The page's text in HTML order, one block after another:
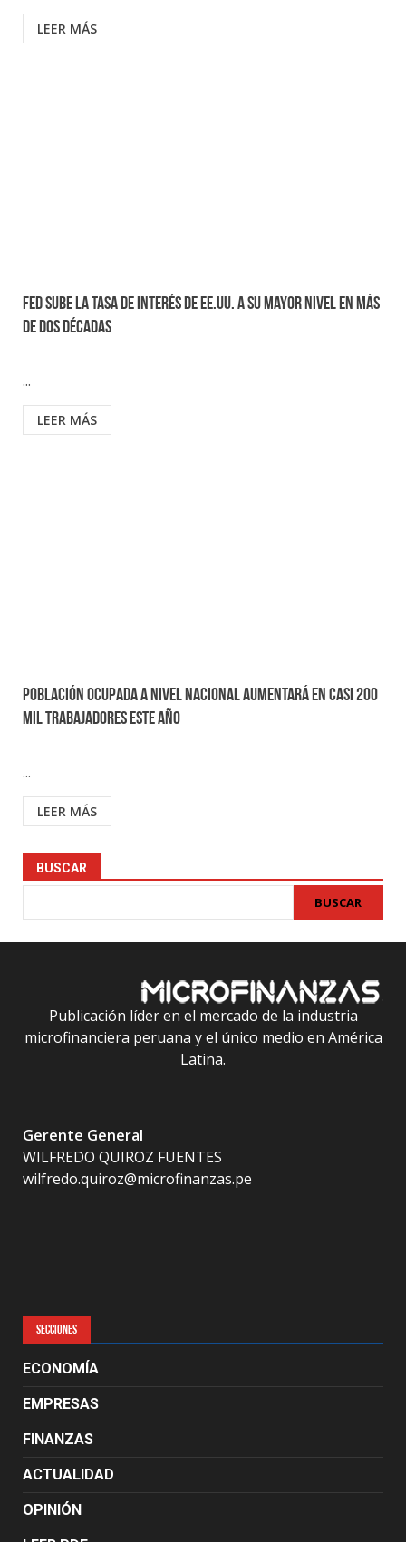
LEER MÁS
Fed sube la tasa de interés de EE.UU. a su mayor nivel en más
de dos décadas
...
LEER MÁS
Población ocupada a nivel nacional aumentará en casi 200
mil trabajadores este año
...
LEER MÁS
BUSCAR
BUSCAR
Publicación líder en el mercado de la industria
microfinanciera peruana y el único medio en América
Latina.
Gerente General
WILFREDO QUIROZ FUENTES
wilfredo.quiroz@microfinanzas.pe
SECCIONES
ECONOMÍA
EMPRESAS
FINANZAS
ACTUALIDAD
OPINIÓN